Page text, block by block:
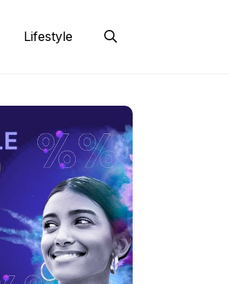
Lifestyle